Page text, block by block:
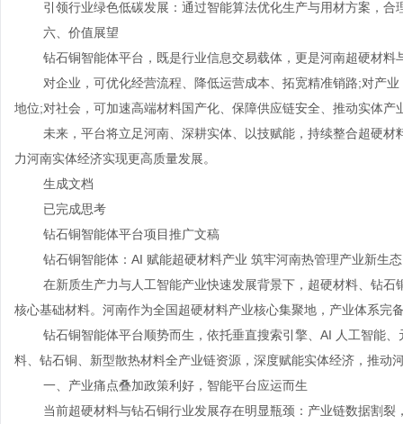
引领行业绿色低碳发展：通过智能算法优化生产与用材方案，合
六、价值展望
钻石铜智能体平台，既是行业信息交易载体，更是河南超硬材
对企业，可优化经营流程、降低运营成本、拓宽精准销路;对产
地位;对社会，可加速高端材料国产化、保障供应链安全、推动实体产
未来，平台将立足河南、深耕实体、以技赋能，持续整合超硬
力河南实体经济实现更高质量发展。
生成文档
已完成思考
钻石铜智能体平台项目推广文稿
钻石铜智能体：AI 赋能超硬材料产业 筑牢河南热管理产业新生态
在新质生产力与人工智能产业快速发展背景下，超硬材料、钻
核心基础材料。河南作为全国超硬材料产业核心集聚地，产业体系完
钻石铜智能体平台顺势而生，依托垂直搜索引擎、AI 人工智能
料、钻石铜、新型散热材料全产业链资源，深度赋能实体经济，推动
一、产业痛点叠加政策利好，智能平台应运而生
当前超硬材料与钻石铜行业发展存在明显瓶颈：产业链数据割